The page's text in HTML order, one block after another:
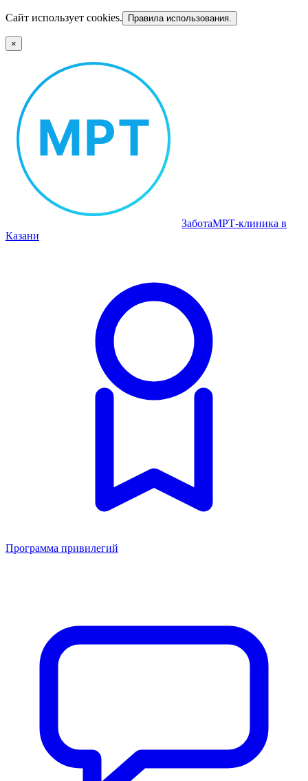
Сайт использует cookies. Правила использования.
×
ЗаботаМРТ‑клиника в
Казани
Программа привилегий